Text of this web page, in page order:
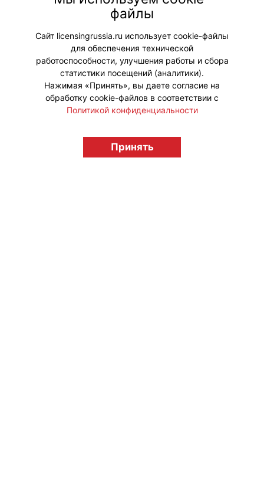
шатер с творческими мастер-
классами и активностями для всей
семьи.
#ПродвижениеБренда
licensingrussia.ru, 2009-2026 12+
файлы
Сайт licensingrussia.ru использует cookie-файлы
для обеспечения технической
работоспособности, улучшения работы и сбора
статистики посещений (аналитики).
Нажимая «Принять», вы даете согласие на
обработку cookie-файлов в соответствии с
Политикой конфиденциальности
Принять